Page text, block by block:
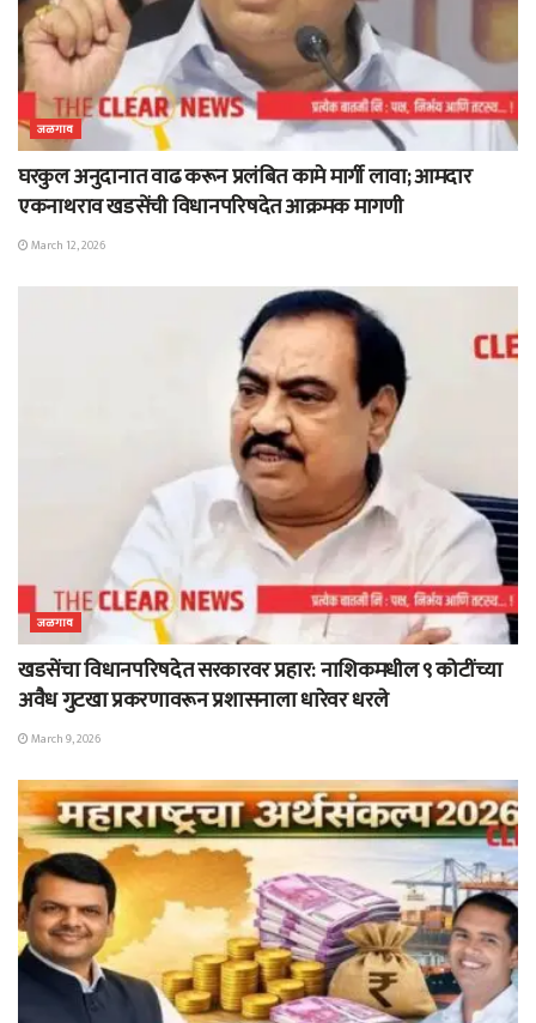
जळगाव
घरकुल अनुदानात वाढ करून प्रलंबित कामे मार्गी लावा; आमदार
एकनाथराव खडसेंची विधानपरिषदेत आक्रमक मागणी
March 12, 2026
जळगाव
खडसेंचा विधानपरिषदेत सरकारवर प्रहार: नाशिकमधील ९ कोटींच्या
अवैध गुटखा प्रकरणावरून प्रशासनाला धारेवर धरले
March 9, 2026